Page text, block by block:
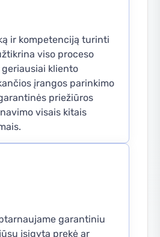
ir kompetenciją turinti
viso proceso
kliento
įrangos parinkimo
priežiūros
visais kitais
garantiniu
įsigyta prekė ar